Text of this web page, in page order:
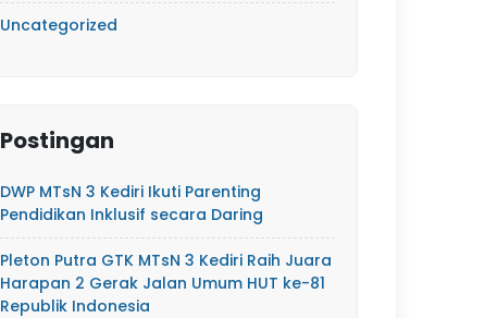
Uncategorized
Postingan
DWP MTsN 3 Kediri Ikuti Parenting
Pendidikan Inklusif secara Daring
Pleton Putra GTK MTsN 3 Kediri Raih Juara
Harapan 2 Gerak Jalan Umum HUT ke-81
Republik Indonesia